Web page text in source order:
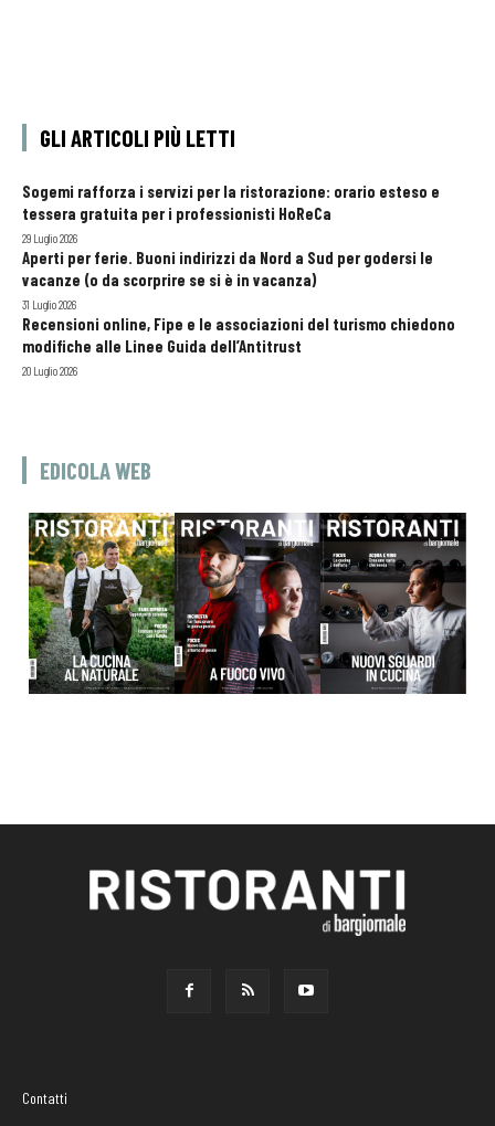
GLI ARTICOLI PIÙ LETTI
Sogemi rafforza i servizi per la ristorazione: orario esteso e
tessera gratuita per i professionisti HoReCa
29 Luglio 2026
Aperti per ferie. Buoni indirizzi da Nord a Sud per godersi le
vacanze (o da scorprire se si è in vacanza)
31 Luglio 2026
Recensioni online, Fipe e le associazioni del turismo chiedono
modifiche alle Linee Guida dell’Antitrust
20 Luglio 2026
EDICOLA WEB
Contatti